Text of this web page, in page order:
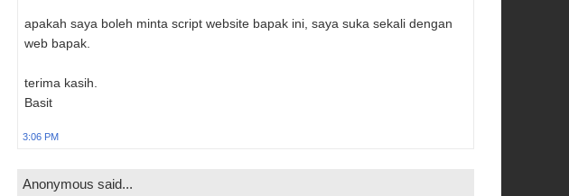
apakah saya boleh minta script website bapak ini, saya suka sekali dengan
web bapak.
terima kasih.
Basit
3:06 PM
Anonymous said...